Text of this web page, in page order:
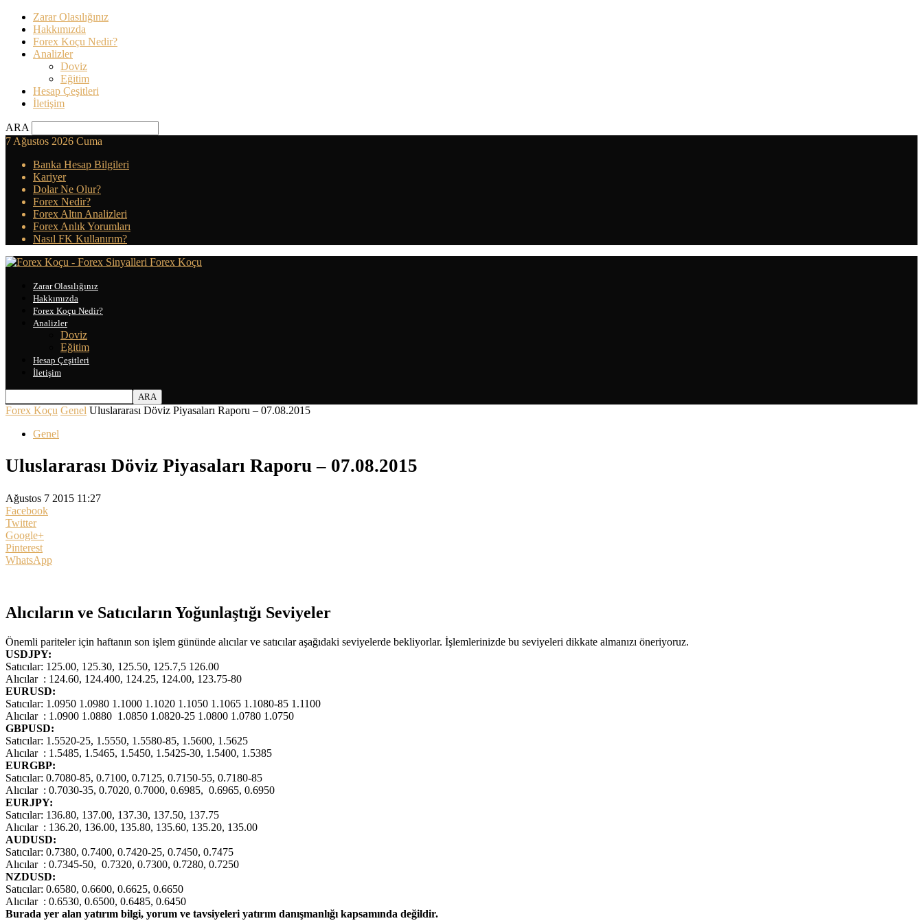
Zarar Olasılığınız
Hakkımızda
Forex Koçu Nedir?
Analizler
Doviz
Eğitim
Hesap Çeşitleri
İletişim
ARA
7 Ağustos 2026 Cuma
Banka Hesap Bilgileri
Kariyer
Dolar Ne Olur?
Forex Nedir?
Forex Altın Analizleri
Forex Anlık Yorumları
Nasıl FK Kullanırım?
Forex Koçu
Zarar Olasılığınız
Hakkımızda
Forex Koçu Nedir?
Analizler
Doviz
Eğitim
Hesap Çeşitleri
İletişim
Forex Koçu Genel Uluslararası Döviz Piyasaları Raporu – 07.08.2015
Genel
Uluslararası Döviz Piyasaları Raporu – 07.08.2015
Ağustos 7 2015 11:27
Facebook
Twitter
Google+
Pinterest
WhatsApp
Alıcıların ve Satıcıların Yoğunlaştığı Seviyeler
Önemli pariteler için haftanın son işlem gününde alıcılar ve satıcılar aşağıdaki seviyelerde bekliyorlar. İşlemlerinizde bu seviyeleri dikkate almanızı öneriyoruz.
USDJPY:
Satıcılar: 125.00, 125.30, 125.50, 125.7,5 126.00
Alıcılar : 124.60, 124.400, 124.25, 124.00, 123.75-80
EURUSD:
Satıcılar: 1.0950 1.0980 1.1000 1.1020 1.1050 1.1065 1.1080-85 1.1100
Alıcılar : 1.0900 1.0880 1.0850 1.0820-25 1.0800 1.0780 1.0750
GBPUSD:
Satıcılar: 1.5520-25, 1.5550, 1.5580-85, 1.5600, 1.5625
Alıcılar : 1.5485, 1.5465, 1.5450, 1.5425-30, 1.5400, 1.5385
EURGBP:
Satıcılar: 0.7080-85, 0.7100, 0.7125, 0.7150-55, 0.7180-85
Alıcılar : 0.7030-35, 0.7020, 0.7000, 0.6985, 0.6965, 0.6950
EURJPY:
Satıcılar: 136.80, 137.00, 137.30, 137.50, 137.75
Alıcılar : 136.20, 136.00, 135.80, 135.60, 135.20, 135.00
AUDUSD:
Satıcılar: 0.7380, 0.7400, 0.7420-25, 0.7450, 0.7475
Alıcılar : 0.7345-50, 0.7320, 0.7300, 0.7280, 0.7250
NZDUSD:
Satıcılar: 0.6580, 0.6600, 0.6625, 0.6650
Alıcılar : 0.6530, 0.6500, 0.6485, 0.6450
Burada yer alan yatırım bilgi, yorum ve tavsiyeleri yatırım danışmanlığı kapsamında değildir.